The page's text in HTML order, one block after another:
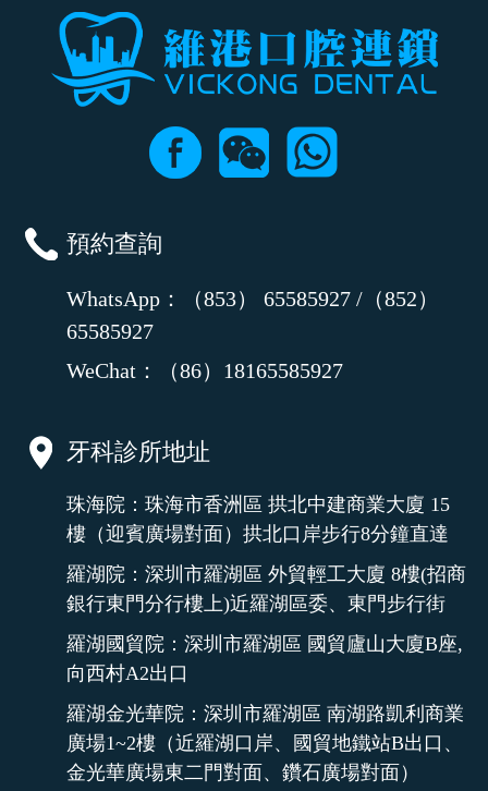
預約查詢
WhatsApp：（853） 65585927 /（852）
65585927
WeChat：（86）18165585927
牙科診所地址
珠海院：珠海市香洲區 拱北中建商業大廈 15
樓（迎賓廣場對面）拱北口岸步行8分鐘直達
羅湖院：深圳市羅湖區 外貿輕工大廈 8樓(招商
銀行東門分行樓上)近羅湖區委、東門步行街
羅湖國貿院：深圳市羅湖區 國貿廬山大廈B座,
向西村A2出口
羅湖金光華院：深圳市羅湖區 南湖路凱利商業
廣場1~2樓（近羅湖口岸、國貿地鐵站B出口、
金光華廣場東二門對面、鑽石廣場對面）